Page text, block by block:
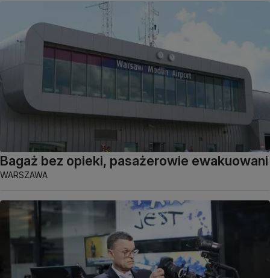
Bagaż bez opieki, pasażerowie ewakuowani
WARSZAWA